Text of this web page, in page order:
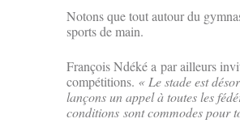
Notons que tout autour du
sports de main.
François Ndéké a par ailleurs
compétitions. « Le stade est
lançons un appel à toutes les
conditions sont commodes pour